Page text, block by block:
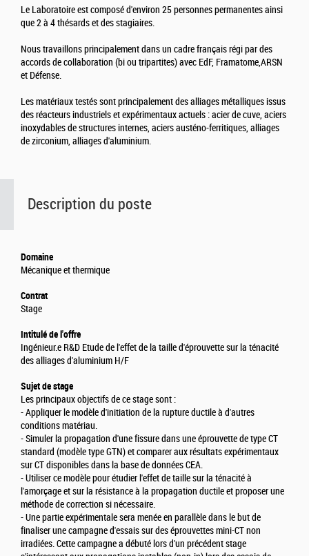
Description du poste
Domaine
Mécanique et thermique
Contrat
Stage
Intitulé de l'offre
Ingénieur.e R&D Etude de l'effet de la taille d'éprouvette sur la ténacité
des alliages d'aluminium H/F
Sujet de stage
Les principaux objectifs de ce stage sont :
- Appliquer le modèle d'initiation de la rupture ductile à d'autres
conditions matériau.
- Simuler la propagation d'une fissure dans une éprouvette de type CT
standard (modèle type GTN) et comparer aux résultats expérimentaux
sur CT disponibles dans la base de données CEA.
- Utiliser ce modèle pour étudier l'effet de taille sur la ténacité à
l'amorçage et sur la résistance à la propagation ductile et proposer une
méthode de correction si nécessaire.
- Une partie expérimentale sera menée en parallèle dans le but de
finaliser une campagne d'essais sur des éprouvettes mini-CT non
irradiées. Cette campagne a débuté lors d'un précédent stage
Le Laboratoire est composé d'environ 25 personnes permanentes ainsi
que 2 à 4 thésards et des stagiaires.
Nous travaillons principalement dans un cadre français régi par des
accords de collaboration (bi ou tripartites) avec EdF, Framatome,ARSN
et Défense.
Les matériaux testés sont principalement des alliages métalliques issus
des réacteurs industriels et expérimentaux actuels : acier de cuve, aciers
inoxydables de structures internes, aciers austéno-ferritiques, alliages
de zirconium, alliages d'aluminium.